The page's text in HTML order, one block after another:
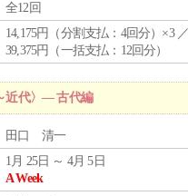
全12回
14,175円（分割支払：4回分）×3
39,375円（一括支払：12回分）
近代〉― 古代編
田口 清一
1月 25日 ～ 4月 5日
A Week